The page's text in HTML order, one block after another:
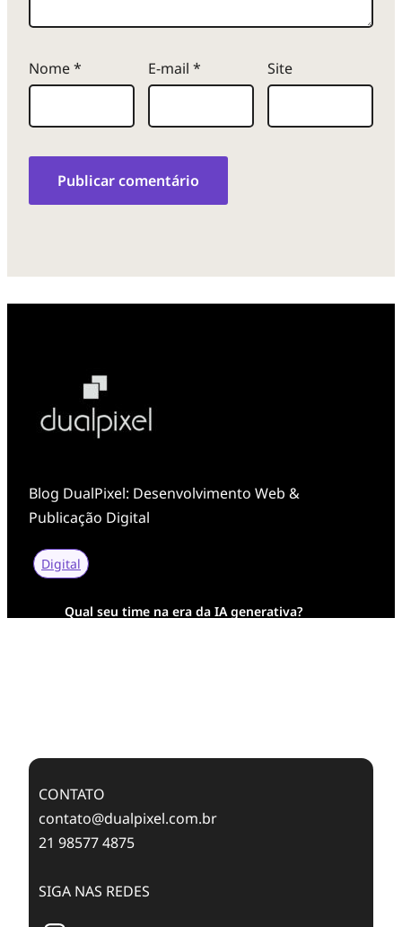
Nome* E-mail * Site
Blog DualPixel: Desenvolvimento Web &
Publicação Digital
Digital
Qual seu time na era da IA generativa?
CONTATO
contato@dualpixel.com.br
21 98577 4875
SIGA NAS REDES